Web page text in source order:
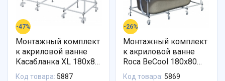
-47%
Монтажный комплект
к акриловой ванне
Касабланка XL 180х80
1WH302483 Santek
Код товара: 5887
-26%
Монтажный комплект
к акриловой ванне
Roca BeCool 180х80
ZRU9302786
Код товара: 5869